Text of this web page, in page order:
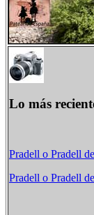
Lo más
Pradell o Pradell
Pradell o Pradell